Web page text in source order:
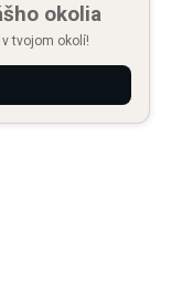
okolia
tvojom okolí!